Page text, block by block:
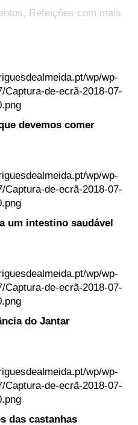
Refeições com mais
devemos comer
um intestino saudável
do Jantar
das castanhas